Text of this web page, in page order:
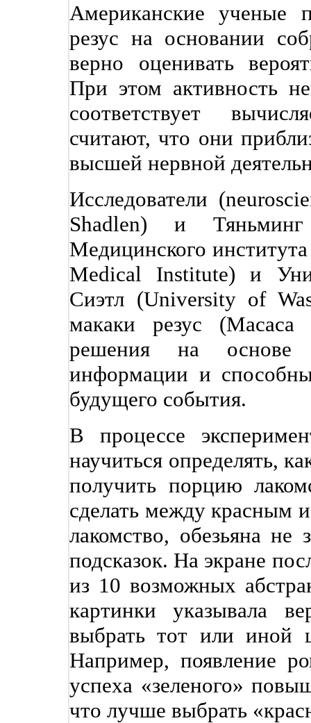
Американские ученые
резус на основании
верно оценивать
При этом активность
соответствует
считают, что они
высшей нервной
Исследователи
Shadlen) и
Медицинского
Medical Institute) и
Сиэтл (University of
макаки резус
решения на основе
информации и
будущего события.
В процессе
научиться определять,
получить порцию
сделать между красным
лакомство, обезьяна не
подсказок. На экране
из 10 возможных
картинки указывала
выбрать тот или иной
Например, появление
успеха «зеленого»
что лучше выбрать